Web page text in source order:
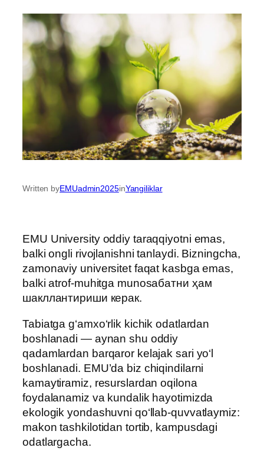
Written byEMUadmin2025inYangiliklar
EMU University oddiy taraqqiyotni emas,
balki ongli rivojlanishni tanlaydi. Bizningcha,
zamonaviy universitet faqat kasbga emas,
balki atrof-muhitga munosабатни ҳам
шакллантириши керак.
Tabiatga g‘amxo‘rlik kichik odatlardan
boshlanadi — aynan shu oddiy
qadamlardan barqaror kelajak sari yo‘l
boshlanadi. EMU’da biz chiqindilarni
kamaytiramiz, resurslardan oqilona
foydalanamiz va kundalik hayotimizda
ekologik yondashuvni qo‘llab-quvvatlaymiz:
makon tashkilotidan tortib, kampusdagi
odatlargacha.